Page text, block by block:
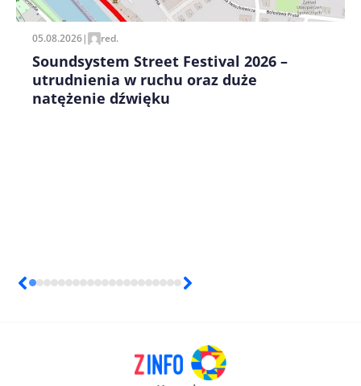
05.08.2026| red.
Soundsystem Street Festival 2026 –
utrudnienia w ruchu oraz duże
natężenie dźwięku